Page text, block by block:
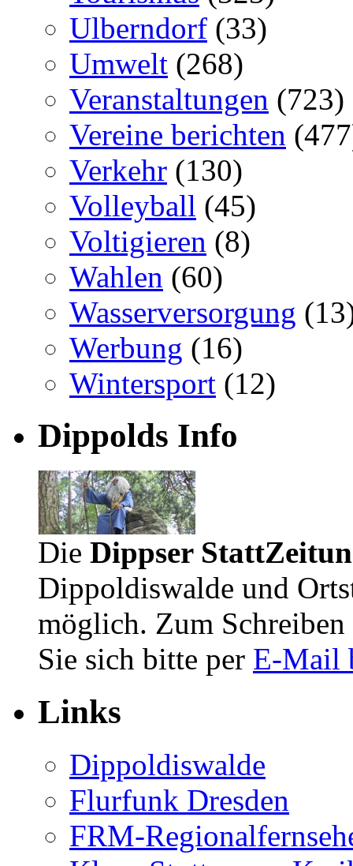
Ulberndorf (33)
Umwelt (268)
Veranstaltungen (723)
Vereine berichten
Verkehr (130)
Volleyball (45)
Voltigieren (8)
Wahlen (60)
Wasserversorgung
Werbung (16)
Wintersport (12)
Dippolds Info
Die Dippser
Dippoldiswalde und
möglich. Zum
Sie sich bitte per E-Mail
Links
Dippoldiswalde
Flurfunk Dresden
FRM-